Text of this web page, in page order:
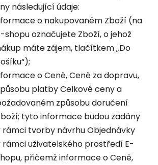
následující údaje:
o nakupovaném Zboží (na
shopu označujete Zboží, o jehož
máte zájem, tlačítkem „Do
o Ceně, Ceně za dopravu,
platby Celkové ceny a
způsobu doručení
tyto informace budou zadány
rámci tvorby návrhu Objednávky
rámci uživatelského prostředí E-
přičemž informace o Ceně,